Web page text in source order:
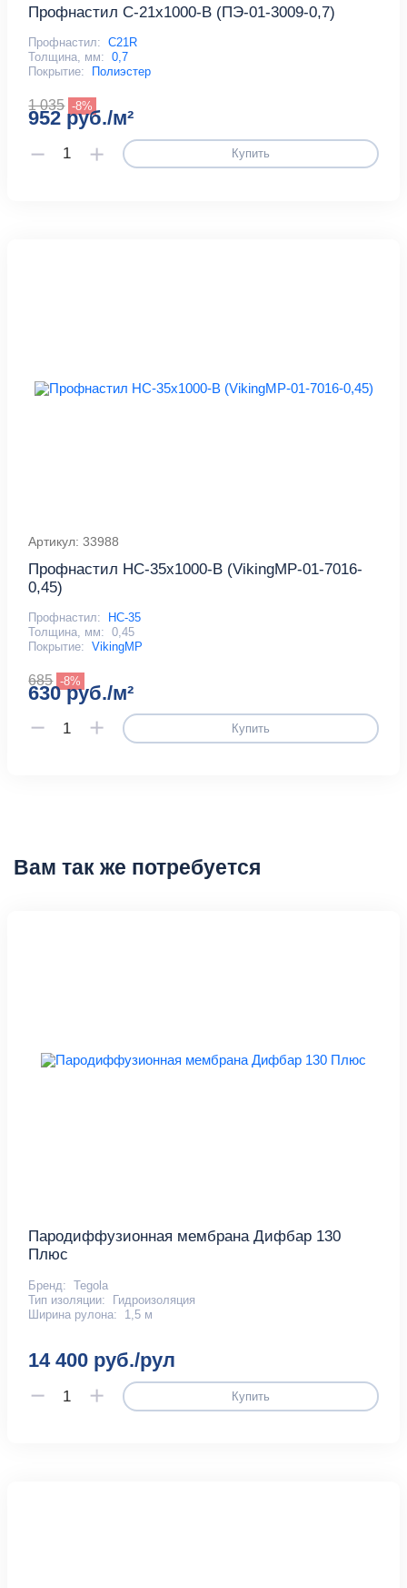
Профнастил С-21x1000-B (ПЭ-01-3009-0,7)
Профнастил: С21R
Толщина, мм: 0,7
Покрытие:
Полиэстер
1 035 -8%
952 руб./м²
Купить
Артикул: 33988
Профнастил НС-35x1000-B (VikingMP-01-7016-
0,45)
Профнастил:
НС-35
Толщина, мм: 0,45
Покрытие: VikingMP
685 -8%
630 руб./м²
Купить
Вам так же потребуется
Пародиффузионная мембрана Дифбар 130
Плюс
Бренд: Tegola
Тип изоляции:
Гидроизоляция
Ширина рулона:
1,5 м
14 400 руб./рул
Купить